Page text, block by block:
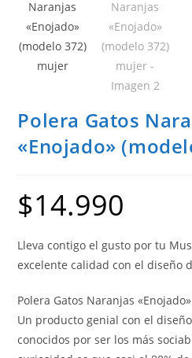
Polera Gatos
«Enojado»
$14.990
Lleva contigo el gusto por tu
excelente calidad con el diseño
Polera Gatos Naranjas
Un producto genial con el
conocidos por ser los más